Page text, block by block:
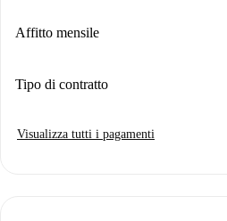
Affitto mensile
Tipo di contratto
Visualizza tutti i pagamenti